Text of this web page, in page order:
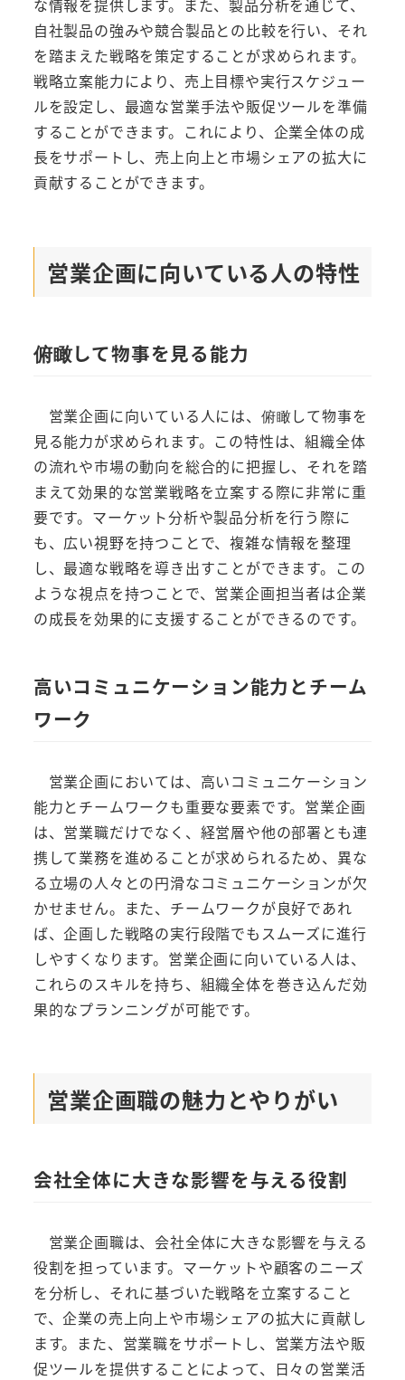
な情報を提供します。また、製品分析を通じて、
自社製品の強みや競合製品との比較を行い、それ
を踏まえた戦略を策定することが求められます。
戦略立案能力により、売上目標や実行スケジュー
ルを設定し、最適な営業手法や販促ツールを準備
することができます。これにより、企業全体の成
長をサポートし、売上向上と市場シェアの拡大に
貢献することができます。
営業企画に向いている人の特性
俯瞰して物事を見る能力
営業企画に向いている人には、俯瞰して物事を
見る能力が求められます。この特性は、組織全体
の流れや市場の動向を総合的に把握し、それを踏
まえて効果的な営業戦略を立案する際に非常に重
要です。マーケット分析や製品分析を行う際に
も、広い視野を持つことで、複雑な情報を整理
し、最適な戦略を導き出すことができます。この
ような視点を持つことで、営業企画担当者は企業
の成長を効果的に支援することができるのです。
高いコミュニケーション能力とチーム
ワーク
営業企画においては、高いコミュニケーション
能力とチームワークも重要な要素です。営業企画
は、営業職だけでなく、経営層や他の部署とも連
携して業務を進めることが求められるため、異な
る立場の人々との円滑なコミュニケーションが欠
かせません。また、チームワークが良好であれ
ば、企画した戦略の実行段階でもスムーズに進行
しやすくなります。営業企画に向いている人は、
これらのスキルを持ち、組織全体を巻き込んだ効
果的なプランニングが可能です。
営業企画職の魅力とやりがい
会社全体に大きな影響を与える役割
営業企画職は、会社全体に大きな影響を与える
役割を担っています。マーケットや顧客のニーズ
を分析し、それに基づいた戦略を立案すること
で、企業の売上向上や市場シェアの拡大に貢献し
ます。また、営業職をサポートし、営業方法や販
促ツールを提供することによって、日々の営業活